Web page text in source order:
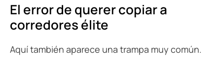
El error de querer copiar a
corredores élite
Aquí también aparece una trampa muy común.